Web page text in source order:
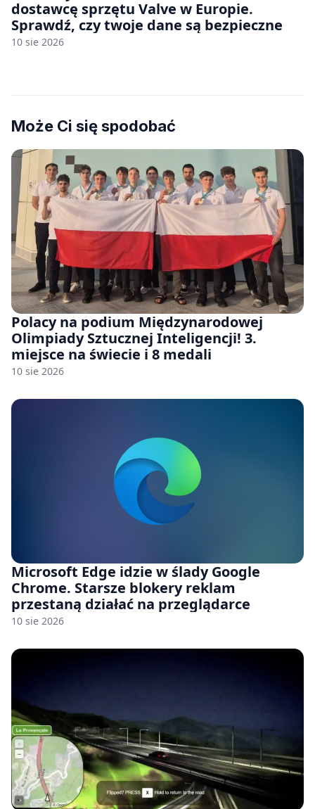
dostawcę sprzętu Valve w Europie.
Sprawdź, czy twoje dane są bezpieczne
10 sie 2026
Może Ci się spodobać
Polacy na podium Międzynarodowej
Olimpiady Sztucznej Inteligencji! 3.
miejsce na świecie i 8 medali
10 sie 2026
Microsoft Edge idzie w ślady Google
Chrome. Starsze blokery reklam
przestaną działać na przeglądarce
10 sie 2026